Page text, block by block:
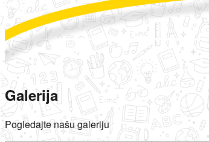
Galerija
Pogledajte našu galeriju